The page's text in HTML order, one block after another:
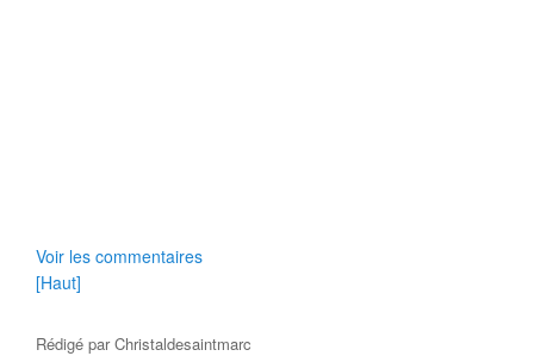
Voir les commentaires
[Haut]
Rédigé parChristaldesaintmarc